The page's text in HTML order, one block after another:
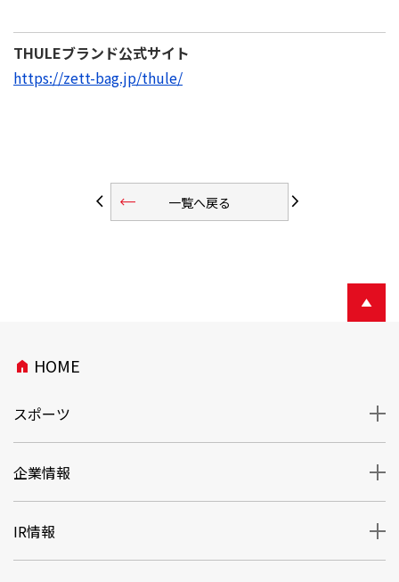
THULEブランド公式サイト
https://zett-bag.jp/thule/
arrow_back_ios 一覧へ戻る
trending_flat arrow_forward_ios
home HOME
スポーツ
企業情報
IR情報